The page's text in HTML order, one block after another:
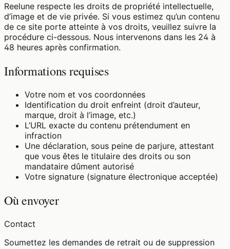
Reelune respecte les droits de propriété intellectuelle,
d’image et de vie privée. Si vous estimez qu’un contenu
de ce site porte atteinte à vos droits, veuillez suivre la
procédure ci-dessous. Nous intervenons dans les 24 à
48 heures après confirmation.
Informations requises
Votre nom et vos coordonnées
Identification du droit enfreint (droit d’auteur,
marque, droit à l’image, etc.)
L’URL exacte du contenu prétendument en
infraction
Une déclaration, sous peine de parjure, attestant
que vous êtes le titulaire des droits ou son
mandataire dûment autorisé
Votre signature (signature électronique acceptée)
Où envoyer
Contact
Soumettez les demandes de retrait ou de suppression